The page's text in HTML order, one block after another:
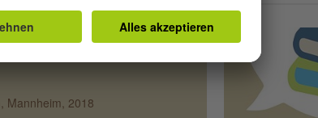
FÜR ILLUSTRATION
Mannheim, 2018